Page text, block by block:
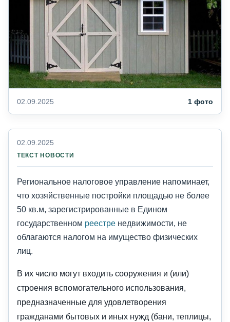
02.09.2025 1 фото
02.09.2025
ТЕКСТ НОВОСТИ
Региональное налоговое управление напоминает,
что хозяйственные постройки площадью не более
50 кв.м, зарегистрированные в Едином
государственном реестре недвижимости, не
облагаются налогом на имущество физических
лиц.
В их число могут входить сооружения и (или)
строения вспомогательного использования,
предназначенные для удовлетворения
гражданами бытовых и иных нужд (бани, теплицы,